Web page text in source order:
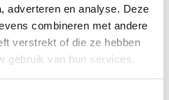
adverteren en analyse. Deze
combineren met andere
verstrekt of die ze hebben
gebruik van hun services.
een toekomst
geen kind meer